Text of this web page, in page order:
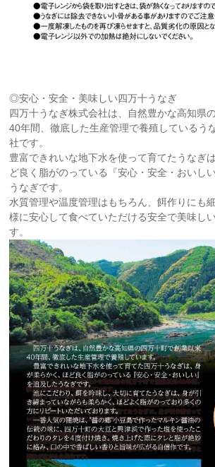
◎安心・安全・美味しい四万十うなぎ
四万十うなぎ株式会社は、自然豊かな高知県
40年間、徹底した生産管理で養殖しているう
社です。
豊富できれいな地下水を使って育てたうなぎ
ど良く脂がのっている『安心・安全・おいし
うなぎです。
水質管理や温度管理はもちろん、餌作りにも
様に安心して食べていただける安全で美味し
す。